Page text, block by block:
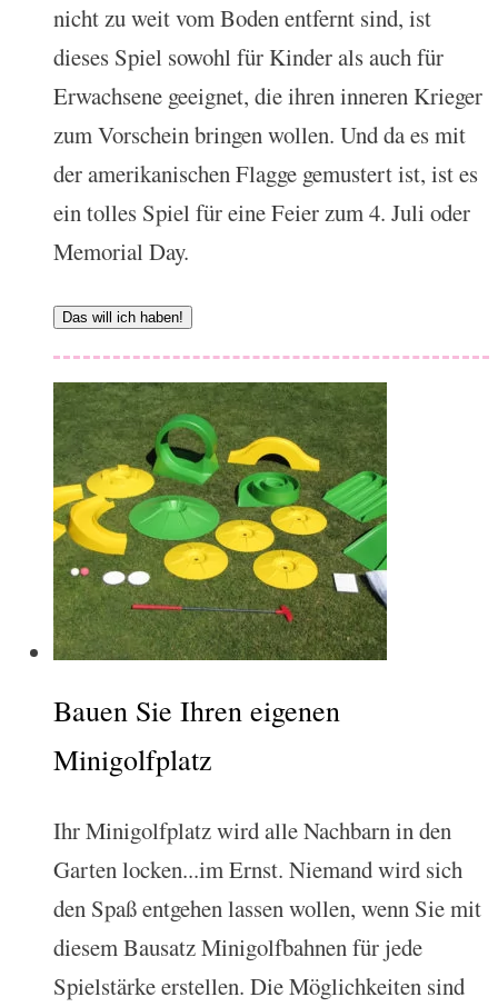
nicht zu weit vom Boden entfernt sind, ist
dieses Spiel sowohl für Kinder als auch für
Erwachsene geeignet, die ihren inneren Krieger
zum Vorschein bringen wollen. Und da es mit
der amerikanischen Flagge gemustert ist, ist es
ein tolles Spiel für eine Feier zum 4. Juli oder
Memorial Day.
Das will ich haben!
Bauen Sie Ihren eigenen
Minigolfplatz
Ihr Minigolfplatz wird alle Nachbarn in den
Garten locken...im Ernst. Niemand wird sich
den Spaß entgehen lassen wollen, wenn Sie mit
diesem Bausatz Minigolfbahnen für jede
Spielstärke erstellen. Die Möglichkeiten sind